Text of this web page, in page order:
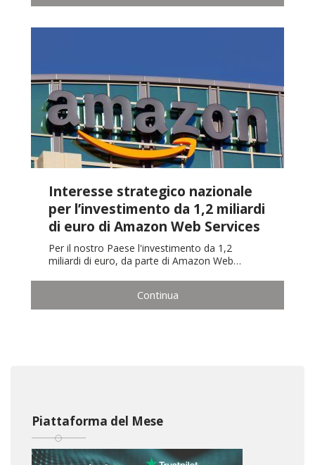
Interesse strategico nazionale
per l’investimento da 1,2 miliardi
di euro di Amazon Web Services
Per il nostro Paese l'investimento da 1,2
miliardi di euro, da parte di Amazon Web…
Continua
Piattaforma del Mese